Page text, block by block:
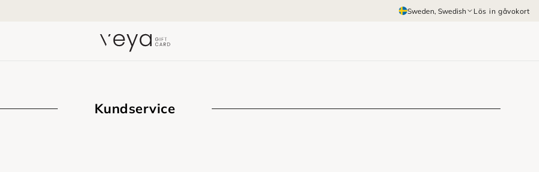
Sweden, Swedish Lös in gåvokort
Kundservice